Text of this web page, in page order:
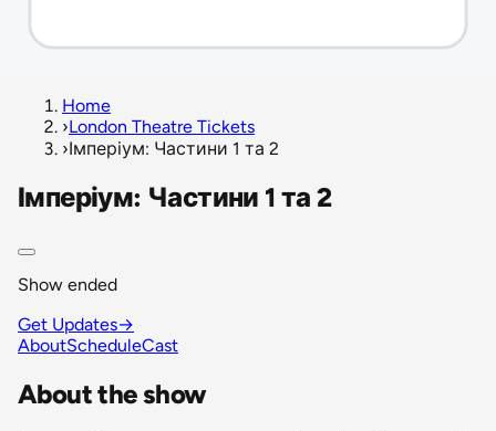
Home
›London Theatre Tickets
›Імперіум: Частини 1 та 2
Імперіум: Частини 1 та 2
Show ended
Get Updates→
AboutScheduleCast
About the show